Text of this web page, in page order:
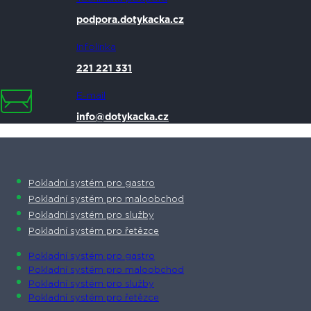
podpora.dotykacka.cz
Infolinka
221 221 331
E-mail
info@dotykacka.cz
Pokladní systém pro gastro
Pokladní systém pro maloobchod
Pokladní systém pro služby
Pokladní systém pro řetězce
Pokladní systém pro gastro
Pokladní systém pro maloobchod
Pokladní systém pro služby
Pokladní systém pro řetězce